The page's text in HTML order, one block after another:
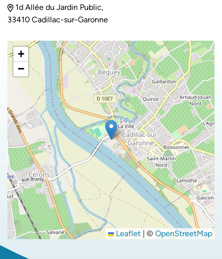
1d Allée du Jardin Public,
33410 Cadillac-sur-Garonne
+
−
Leaflet | © OpenStreetMap